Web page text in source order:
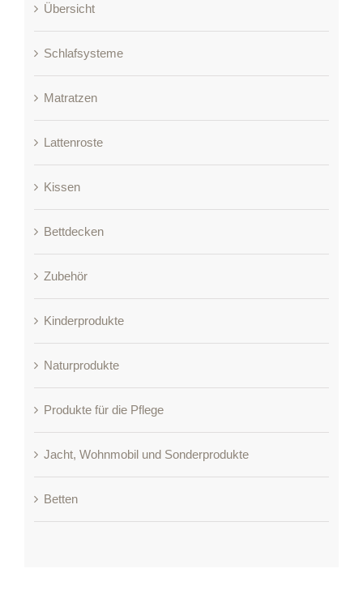
Übersicht
Schlafsysteme
Matratzen
Lattenroste
Kissen
Bettdecken
Zubehör
Kinderprodukte
Naturprodukte
Produkte für die Pflege
Jacht, Wohnmobil und Sonderprodukte
Betten